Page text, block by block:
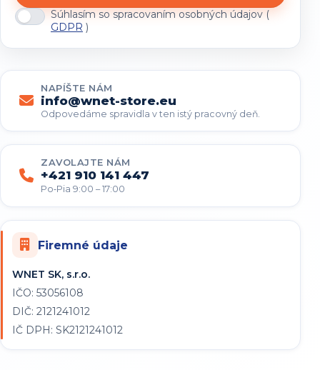
Súhlasím so spracovaním osobných údajov (
GDPR )
NAPÍŠTE NÁM
info@wnet-store.eu
Odpovedáme spravidla v ten istý pracovný deň.
ZAVOLAJTE NÁM
+421 910 141 447
Po‑Pia 9:00 – 17:00
Firemné údaje
WNET SK, s.r.o.
IČO: 53056108
DIČ: 2121241012
IČ DPH: SK2121241012